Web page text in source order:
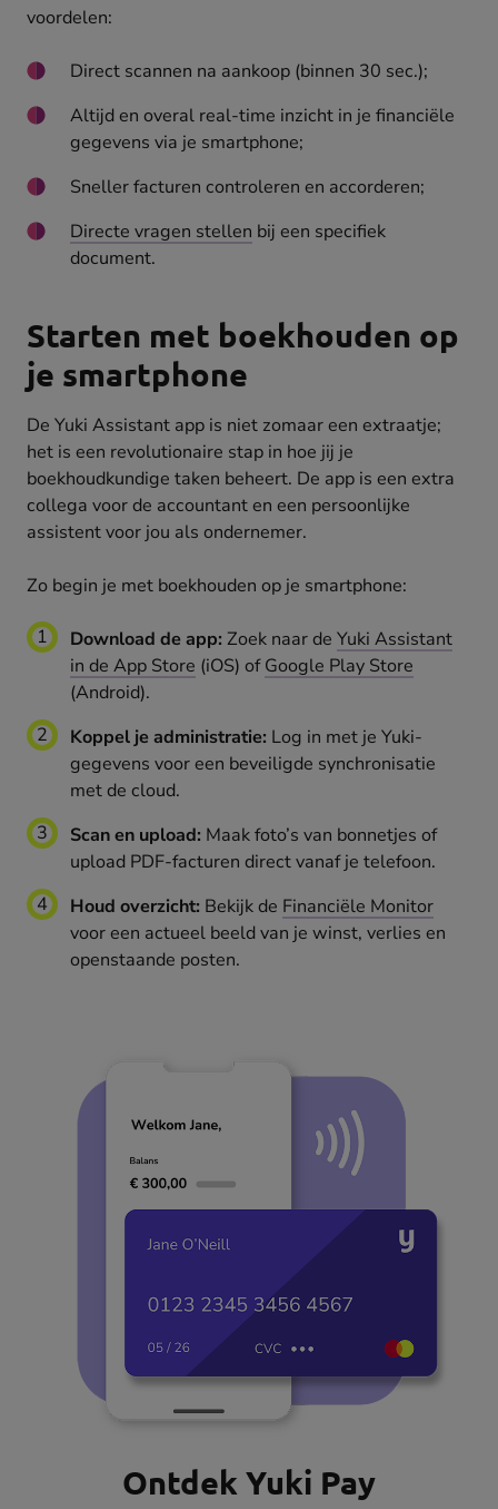
voordelen:
Direct scannen na aankoop (binnen 30 sec.);
Altijd en overal real-time inzicht in je financiële
gegevens via je smartphone;
Sneller facturen controleren en accorderen;
Directe vragen stellen bij een specifiek
document.
Starten met boekhouden op
je smartphone
De Yuki Assistant app is niet zomaar een extraatje;
het is een revolutionaire stap in hoe jij je
boekhoudkundige taken beheert. De app is een extra
collega voor de accountant en een persoonlijke
assistent voor jou als ondernemer.
Zo begin je met boekhouden op je smartphone:
Download de app: Zoek naar deYuki Assistant
in de App Store (iOS) ofGoogle Play Store
(Android).
Koppel je administratie: Log in met je Yuki-
gegevens voor een beveiligde synchronisatie
met de cloud.
Scan en upload: Maak foto’s van bonnetjes of
upload PDF-facturen direct vanaf je telefoon.
Houd overzicht: Bekijk de Financiële Monitor
voor een actueel beeld van je winst, verlies en
openstaande posten.
Ontdek Yuki Pay